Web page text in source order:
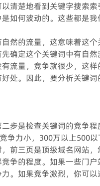
清楚地看到关键字搜索
如何波动的。这些都是
然的流量，这意味着这
确定这个关键词中有自
流量，竞争就很少，这
处。因此，要分析关键
步是检查关键词的竞争
争力小，300万以上500
前三页是顶级域名网站
争的程度。如果一些门
。如果竞争激烈，你可以